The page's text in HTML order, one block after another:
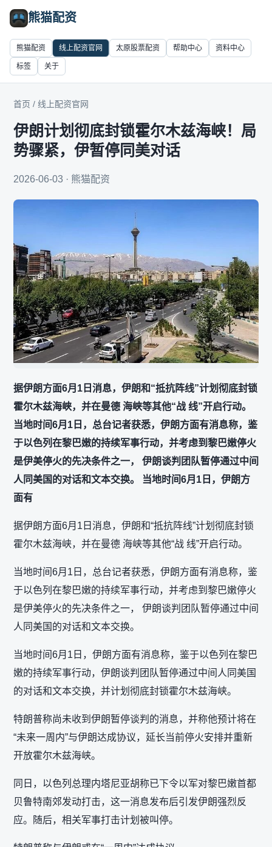
熊猫配资
熊猫配资 线上配资官网 太原股票配资 帮助中心 资料中心
标签 关于
首页 / 线上配资官网
伊朗计划彻底封锁霍尔木兹海峡！局
势骤紧，伊暂停同美对话
2026-06-03 · 熊猫配资
据伊朗方面6月1日消息，伊朗和“抵抗阵线”计划彻底封锁
霍尔木兹海峡，并在曼德 海峡等其他“战 线”开启行动。
当地时间6月1日，总台记者获悉，伊朗方面有消息称，鉴
于以色列在黎巴嫩的持续军事行动，并考虑到黎巴嫩停火
是伊美停火的先决条件之一， 伊朗谈判团队暂停通过中间
人同美国的对话和文本交换。 当地时间6月1日，伊朗方
面有
据伊朗方面6月1日消息，伊朗和“抵抗阵线”计划彻底封锁
霍尔木兹海峡，并在曼德 海峡等其他“战 线”开启行动。
当地时间6月1日，总台记者获悉，伊朗方面有消息称，鉴
于以色列在黎巴嫩的持续军事行动，并考虑到黎巴嫩停火
是伊美停火的先决条件之一， 伊朗谈判团队暂停通过中间
人同美国的对话和文本交换。
当地时间6月1日，伊朗方面有消息称，鉴于以色列在黎巴
嫩的持续军事行动，伊朗谈判团队暂停通过中间人同美国
的对话和文本交换，并计划彻底封锁霍尔木兹海峡。
特朗普称尚未收到伊朗暂停谈判的消息，并称他预计将在
“未来一周内”与伊朗达成协议，延长当前停火安排并重新
开放霍尔木兹海峡。
同日，以色列总理内塔尼亚胡称已下令以军对黎巴嫩首都
贝鲁特南郊发动打击，这一消息发布后引发伊朗强烈反
应。随后，相关军事打击计划被叫停。